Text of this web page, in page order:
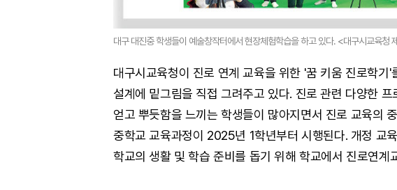
대구 대진중 학생들이 예술창작터에서 현장체험학습을 하고 있다. <대구시교육청
대구시교육청이 진로 연계 교육을 위한 '꿈 키움 진로학기
설계에 밑그림을 직접 그려주고 있다. 진로 관련 다양한
얻고 뿌듯함을 느끼는 학생들이 많아지면서 진로 교육의
중학교 교육과정이 2025년 1학년부터 시행된다. 개정 교
학교의 생활 및 학습 준비를 돕기 위해 학교에서 진로연계